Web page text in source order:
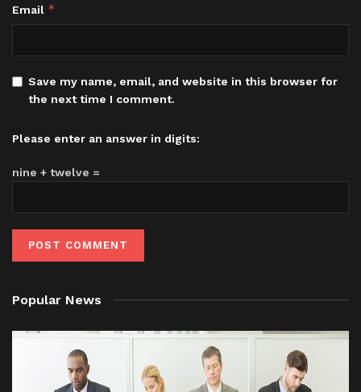
Email *
Save my name, email, and website in this browser for
the next time I comment.
Please enter an answer in digits:
nine + twelve =
Popular News